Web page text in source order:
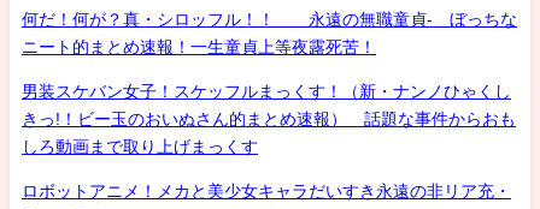
何だ！何が？真・シロッフル！！ 永遠の無職童貞- ぼっちな
ニート的まとめ速報！一生童貞上等夜露死苦！
男装スケバン女子！スケッフルまっくす！（新・ナンノひゃくし
きっ!！ビー玉のおいぬさん的まとめ速報） 話題な事件からおも
しろ動画まで取り上げまっくす
ロボットアニメ！メカと美少女キャラだいすき永遠の非リア充・